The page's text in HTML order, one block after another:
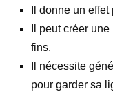
Il donne un
Il peut créer
fins.
Il nécessite
pour garder sa